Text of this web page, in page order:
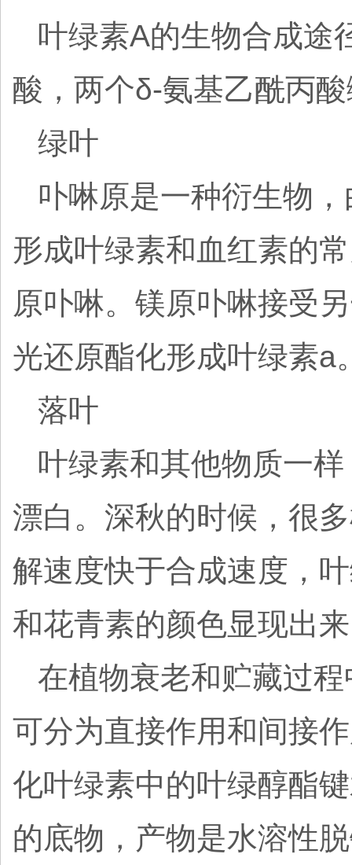
叶绿素A的生物合成途
酸，两个δ-氨基乙酰丙
绿叶
卟啉原是一种衍生物
形成叶绿素和血红素的
原卟啉。镁原卟啉接受
光还原酯化形成叶绿素a
落叶
叶绿素和其他物质一
漂白。深秋的时候，很
解速度快于合成速度，
和花青素的颜色显现出
在植物衰老和贮藏过
可分为直接作用和间接
化叶绿素中的叶绿醇酯
的底物，产物是水溶性